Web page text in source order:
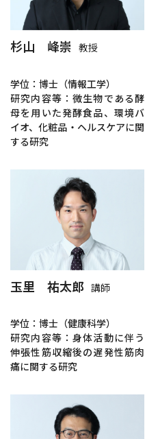
杉山 峰崇 教授
学位：博士（情報工学）
研究内容等：微生物である酵
母を用いた発酵食品、環境バ
イオ、化粧品・ヘルスケアに関
する研究
玉里 祐太郎 講師
学位：博士（健康科学）
研究内容等：身体活動に伴う
伸張性筋収縮後の遅発性筋肉
痛に関する研究